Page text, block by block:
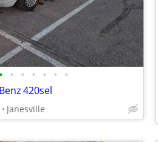
• • • • • • •
420sel
Janesville